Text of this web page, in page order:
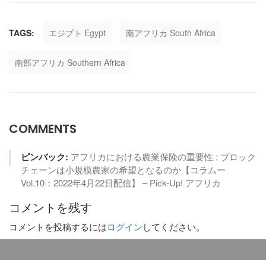
TAGS: エジプト Egypt 南アフリカ South Africa
南部アフリカ Southern Africa
COMMENTS
ピンバック: アフリカにおける農業保険の重要性 : ブロック
チェーンは小規模農家の希望となるのか【コラムー
Vol.10：2022年4月22日配信】 – Pick-Up! アフリカ
コメントを残す
コメントを投稿するにはログイン してください。